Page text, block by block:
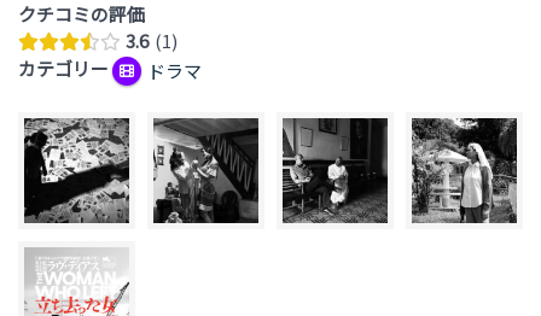
クチコミの評価
3.6 1
カテゴリー
ドラマ